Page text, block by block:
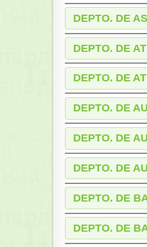
DEPTO. DE
DEPTO. DE
DEPTO. DE
DEPTO. DE
DEPTO. DE
DEPTO. DE
DEPTO. DE
DEPTO. DE